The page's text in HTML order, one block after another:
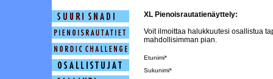
XL Pienoisrautatienäyttely:
Voit ilmoittaa halukkuutesi osallistua
mahdollisimman pian.
Etunimi*
Sukunimi*